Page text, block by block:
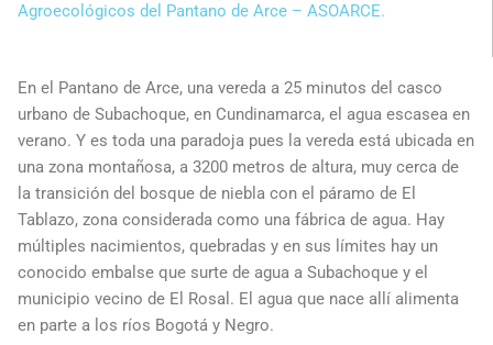
Agroecológicos del Pantano de Arce – ASOARCE.
En el Pantano de Arce, una vereda a 25 minutos del casco
urbano de Subachoque, en Cundinamarca, el agua escasea en
verano. Y es toda una paradoja pues la vereda está ubicada en
una zona montañosa, a 3200 metros de altura, muy cerca de
la transición del bosque de niebla con el páramo de El
Tablazo, zona considerada como una fábrica de agua. Hay
múltiples nacimientos, quebradas y en sus límites hay un
conocido embalse que surte de agua a Subachoque y el
municipio vecino de El Rosal. El agua que nace allí alimenta
en parte a los ríos Bogotá y Negro.